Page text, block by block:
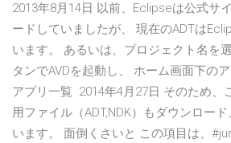
2013年8月14日 以前、Eclipseは公式サ
ードしていましたが、 現在のADTは
います。 あるいは、プロジェクト名を
タンでAVDを起動し、 ホーム画面下の
アプリ一覧 2014年4月27日 そのため、
用ファイル（ADT,NDK）もダウンロー
います。 面倒くさいと この項目は、